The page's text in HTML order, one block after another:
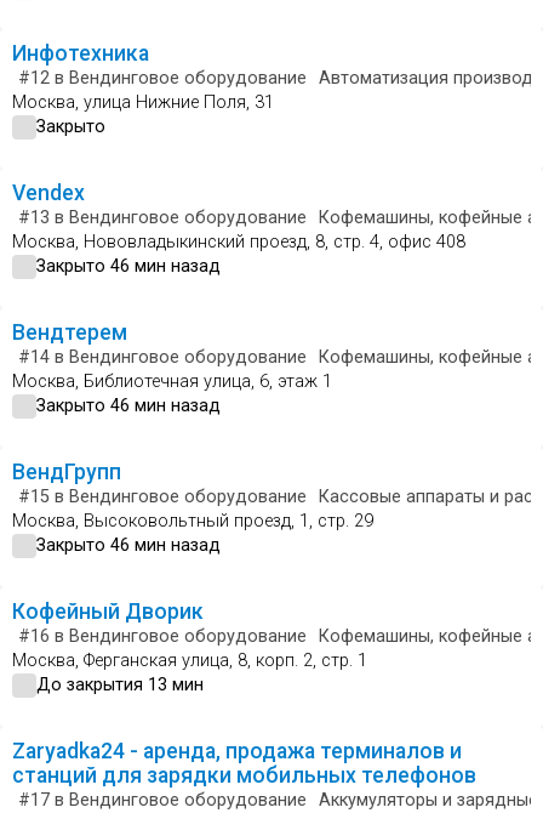
Инфотехника
#12 в Вендинговое оборудование
Автоматизация
Москва, улица Нижние Поля, 31
Закрыто
Vendex
#13 в Вендинговое оборудование
Кофемашины, кофейные
Москва, Нововладыкинский проезд, 8, стр. 4, офис 408
Закрыто 46 мин назад
Вендтерем
#14 в Вендинговое оборудование
Кофемашины, кофейные
Москва, Библиотечная улица, 6, этаж 1
Закрыто 46 мин назад
ВендГрупп
#15 в Вендинговое оборудование
Кассовые аппараты и
Москва, Высоковольтный проезд, 1, стр. 29
Закрыто 46 мин назад
Кофейный Дворик
#16 в Вендинговое оборудование
Кофемашины, кофейные
Москва, Ферганская улица, 8, корп. 2, стр. 1
До закрытия 13 мин
Zaryadka24 - аренда, продажа терминалов и
станций для зарядки мобильных телефонов
#17 в Вендинговое оборудование
Аккумуляторы и зарядные